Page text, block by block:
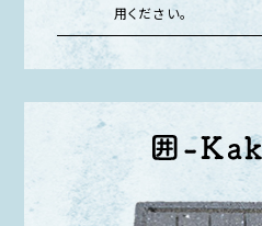
用ください。